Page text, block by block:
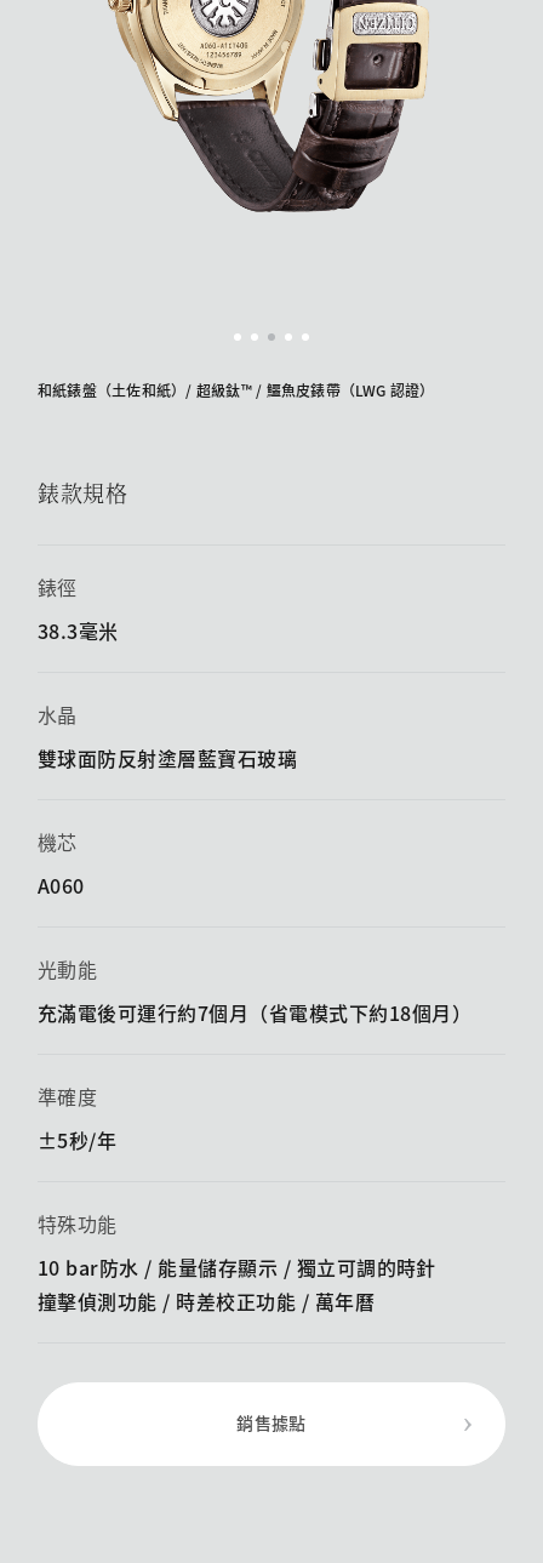
和紙錶盤（土佐和紙）/ 超級鈦™ / 鱷魚皮錶帶（LWG 認證）
錶款規格
錶徑
38.3毫米
水晶
雙球面防反射塗層藍寶石玻璃
機芯
A060
光動能
充滿電後可運行約7個月（省電模式下約18個月）
準確度
±5秒/年
特殊功能
10 bar防水 / 能量儲存顯示 / ​​獨立可調的時針
撞擊偵測功能 / ​​時差校正功能 / 萬年曆
銷售據點